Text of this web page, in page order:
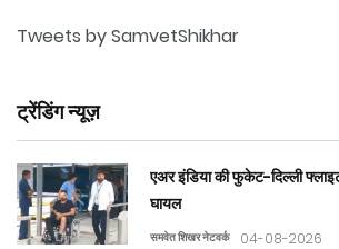
Tweets by SamvetShikhar
ट्रेंडिंग न्यूज़
एअर इंडिया की फुकेट-दिल्ली
घायल
समवेत शिखर नेटवर्क 04-08-2026